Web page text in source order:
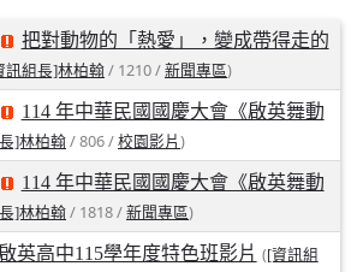
支金手獎3支優勝
啟英！-機器人競賽亞洲
桃園第一、資料處理科
第一
車科榮耀桃園
把對動物的「熱愛」，變成帶得走的
訊組長]林柏翰 / 1210 / 新聞專區)
114 年中華民國國慶大會《啟英舞動
]林柏翰 / 806 / 校園影片 )
114 年中華民國國慶大會《啟英舞動
]林柏翰 / 1818 / 新聞專區)
啟英高中115學年度特色班影片 ([資訊組